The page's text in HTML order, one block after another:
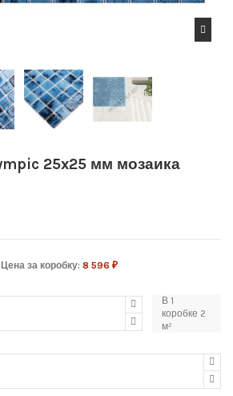
25x25 мм мозаика
Цена за коробку:8 596 ₽
В 1
коробке 2
м²